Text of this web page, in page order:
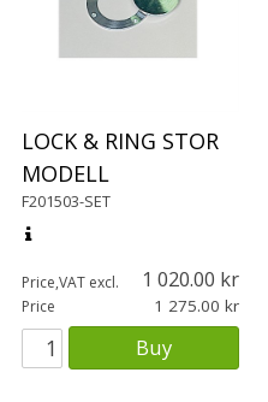
LOCK & RING STOR
MODELL
F201503-SET
Price,VAT excl. 1 020.00
Price 1 275.00
Buy